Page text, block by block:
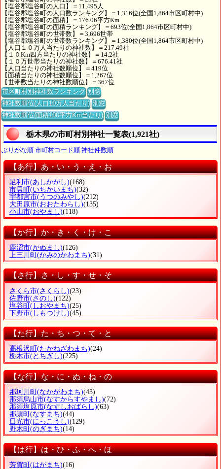
【塩谷郡塩谷町の人口】＝11,495人
【塩谷郡塩谷町の人口数ランキング】＝1,316位(全国1,864市区町村中)
【塩谷郡塩谷町の面積】＝176.06平方Km
【塩谷郡塩谷町の面積ランキング】＝693位(全国1,864市区町村中)
【塩谷郡塩谷町の世帯数】＝3,696世帯
【塩谷郡塩谷町の世帯数ランキング】＝1,380位(全国1,864市区町村中)
【人口１０万人当たりの神社数】＝217.49社
【１０Km四方当たりの神社数】＝14.2社
【１０万世帯当たりの神社数】＝676.41社
【人口当たりの神社数順位】＝419位
【面積当たりの神社数順位】＝1,267位
【世帯数当たりの神社数順位】＝367位
市区町村別神社数ランキング 別窓
神社数順位(人口10万人当たり) 別窓
神社数順位(面積100平方Km当たり) 別窓
栃木県の市町村別神社一覧表(1,921社)
ぶりがな順 市町村コード順 神社件数順
【あ行】あ・い・う・え・お
足利市(あしかがし)(168)
市貝町 (いちかいまち)(32)
宇都宮市(うつのみやし)(212)
大田原市(おおたわらし)(135)
小山市(おやまし)(118)
【か行】か・き・く・け・こ
鹿沼市(かぬまし)(126)
上三川町 (かみのかわまち)(31)
【さ行】さ・し・す・せ・そ
さくら市(さくらし)(23)
佐野市(さのし)(122)
塩谷町(しおやまち)(25)
下野市(しもつけし)(45)
【た行】た・ち・つ・て・と
高根沢町 (たかねざわまち)(24)
栃木市(とちぎし)(225)
【な行】な・に・ぬ・ね・の
那珂川町 (なかがわまち)(43)
那須烏山市(なすからすやまし)(72)
那須塩原市(なすしおばらし)(63)
那須町 (なすまち)(44)
日光市(にっこうし)(129)
野木町 (のぎまち)(14)
【は行】は・ひ・ふ・へ・ほ
芳賀町 (はがまち)(16)